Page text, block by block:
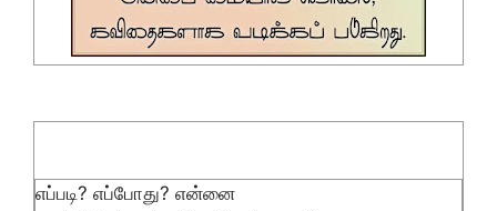
எப்படி? எப்பாேது? என்னை